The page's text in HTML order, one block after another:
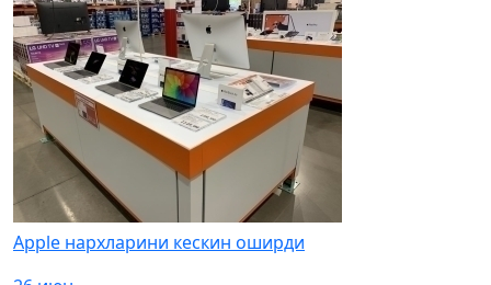
Apple нархларини кескин оширди